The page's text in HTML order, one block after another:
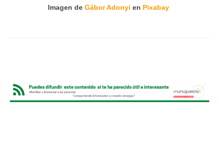
Imagen de Gábor Adonyi en Pixabay